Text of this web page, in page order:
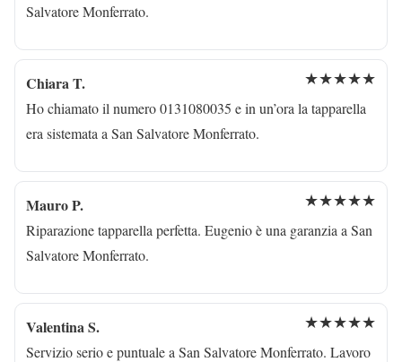
Salvatore Monferrato.
Chiara T. ★★★★★
Ho chiamato il numero 0131080035 e in un’ora la tapparella
era sistemata a San Salvatore Monferrato.
Mauro P. ★★★★★
Riparazione tapparella perfetta. Eugenio è una garanzia a San
Salvatore Monferrato.
Valentina S. ★★★★★
Servizio serio e puntuale a San Salvatore Monferrato. Lavoro